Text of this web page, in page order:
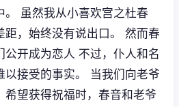
。 虽然我从小喜欢宫之杜春
距，始终没有说出口。 然而春
公开成为恋人 不过，仆人和名
以接受的事实。 当我们向老爷
望获得祝福时，春音和老爷